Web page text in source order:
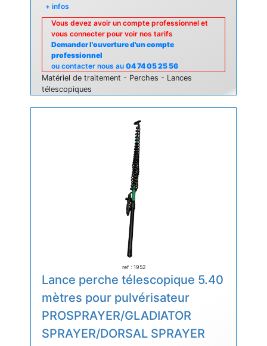
+ infos
Vous devez avoir un compte professionnel et
vous connecter pour voir nos tarifs
Demander l'ouverture d'un compte
professionnel
ou contacter nous au 04 74 05 25 56
Matériel de traitement - Perches - Lances
télescopiques
ref : 1952
Lance perche télescopique 5.40
mètres pour pulvérisateur
PROSPRAYER/GLADIATOR
SPRAYER/DORSAL SPRAYER